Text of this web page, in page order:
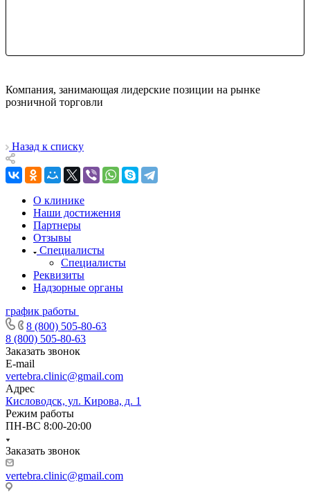
Компания, занимающая лидерские позиции на рынке
розничной торговли
Назад к списку
О клинике
Наши достижения
Партнеры
Отзывы
Специалисты
Специалисты
Реквизиты
Надзорные органы
график работы
8 (800) 505-80-63
8 (800) 505-80-63
Заказать звонок
E-mail
vertebra.clinic@gmail.com
Адрес
Кисловодск, ул. Кирова, д. 1
Режим работы
ПН-ВС 8:00-20:00
Заказать звонок
vertebra.clinic@gmail.com